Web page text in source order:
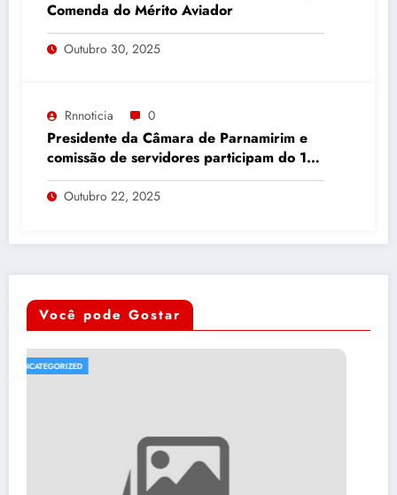
Comenda do Mérito Aviador
Outubro 30, 2025
Rnnoticia 0
Presidente da Câmara de Parnamirim e
comissão de servidores participam do 19º
Pregão Week em Foz do Iguaçu
Outubro 22, 2025
Você pode Gostar